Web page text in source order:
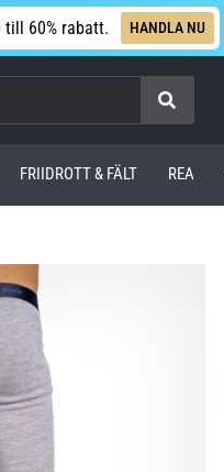
60% rabatt. HANDLA NU
FRIIDROTT & FÄLT REA